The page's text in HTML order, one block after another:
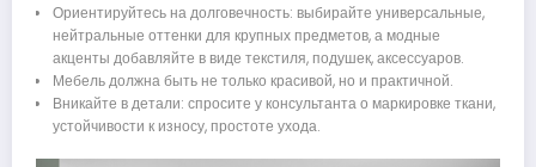
Ориентируйтесь на долговечность: выбирайте универсальные,
нейтральные оттенки для крупных предметов, а модные
акценты добавляйте в виде текстиля, подушек, аксессуаров.
Мебель должна быть не только красивой, но и практичной.
Вникайте в детали: спросите у консультанта о маркировке ткани,
устойчивости к износу, простоте ухода.